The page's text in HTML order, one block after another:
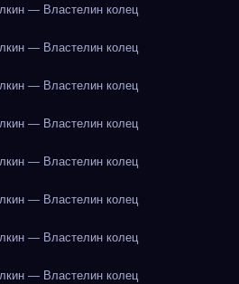
— Властелин колец
— Властелин колец
— Властелин колец
— Властелин колец
— Властелин колец
— Властелин колец
— Властелин колец
— Властелин колец